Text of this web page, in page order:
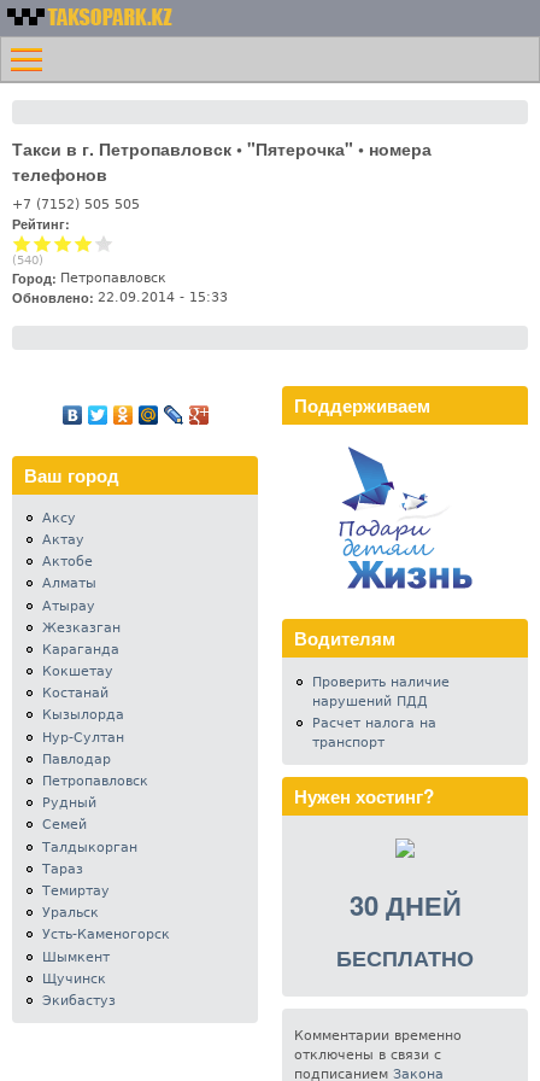
содержанию
Номера
такси
Казахстана -
Таксопарк.KZ
Меню
Главная
Контакты
Лифт
Такси в г. Петропавловск • "Пятерочка" • номера
телефонов
+7 (7152) 505 505
Рейтинг:
(540)
Город: Петропавловск
Обновлено: 22.09.2014 - 15:33
Ваш город
Аксу
Актау
Актобе
Алматы
Атырау
Жезказган
Караганда
Кокшетау
Костанай
Кызылорда
Нур-Султан
Павлодар
Петропавловск
Рудный
Семей
Талдыкорган
Тараз
Темиртау
Уральск
Усть-Каменогорск
Шымкент
Щучинск
Экибастуз
Поддерживаем
Водителям
Проверить наличие
нарушений ПДД
Расчет налога на
транспорт
Нужен хостинг?
30 ДНЕЙ
БЕСПЛАТНО
Комментарии временно
отключены в связи с
подписанием Закона